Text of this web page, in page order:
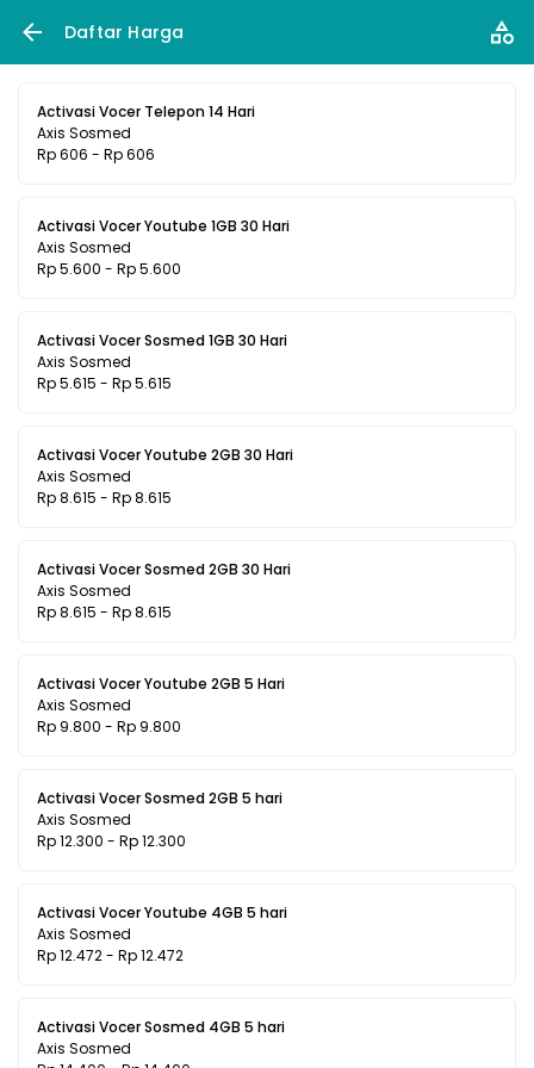
Daftar Harga
Activasi Vocer Telepon 14 Hari
Axis Sosmed
Rp 606 - Rp 606
Activasi Vocer Youtube 1GB 30 Hari
Axis Sosmed
Rp 5.600 - Rp 5.600
Activasi Vocer Sosmed 1GB 30 Hari
Axis Sosmed
Rp 5.615 - Rp 5.615
Activasi Vocer Youtube 2GB 30 Hari
Axis Sosmed
Rp 8.615 - Rp 8.615
Activasi Vocer Sosmed 2GB 30 Hari
Axis Sosmed
Rp 8.615 - Rp 8.615
Activasi Vocer Youtube 2GB 5 Hari
Axis Sosmed
Rp 9.800 - Rp 9.800
Activasi Vocer Sosmed 2GB 5 hari
Axis Sosmed
Rp 12.300 - Rp 12.300
Activasi Vocer Youtube 4GB 5 hari
Axis Sosmed
Rp 12.472 - Rp 12.472
Activasi Vocer Sosmed 4GB 5 hari
Axis Sosmed